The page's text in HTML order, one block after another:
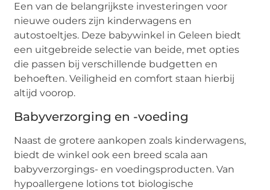
Een van de belangrijkste investeringen voor
nieuwe ouders zijn kinderwagens en
autostoeltjes. Deze babywinkel in Geleen biedt
een uitgebreide selectie van beide, met opties
die passen bij verschillende budgetten en
behoeften. Veiligheid en comfort staan hierbij
altijd voorop.
Babyverzorging en -voeding
Naast de grotere aankopen zoals kinderwagens,
biedt de winkel ook een breed scala aan
babyverzorgings- en voedingsproducten. Van
hypoallergene lotions tot biologische